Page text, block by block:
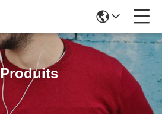
Produits